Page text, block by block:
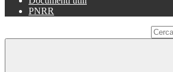
PNRR